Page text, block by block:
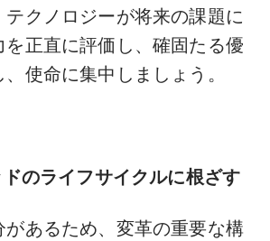
クノロジーが将来の課題に
正直に評価し、確固たる優
使命に集中しましょう。
のライフサイクルに根ざす
あるため、変革の重要な構